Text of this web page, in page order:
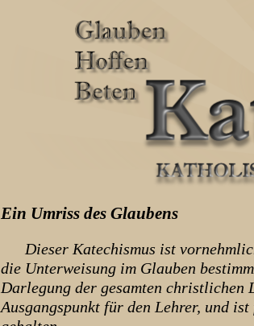
Ein Umriss des Glaubens
Dieser Katechismus ist
die Unterweisung im Glauben
Darlegung der gesamten christlichen
Ausgangspunkt für den Lehrer, und